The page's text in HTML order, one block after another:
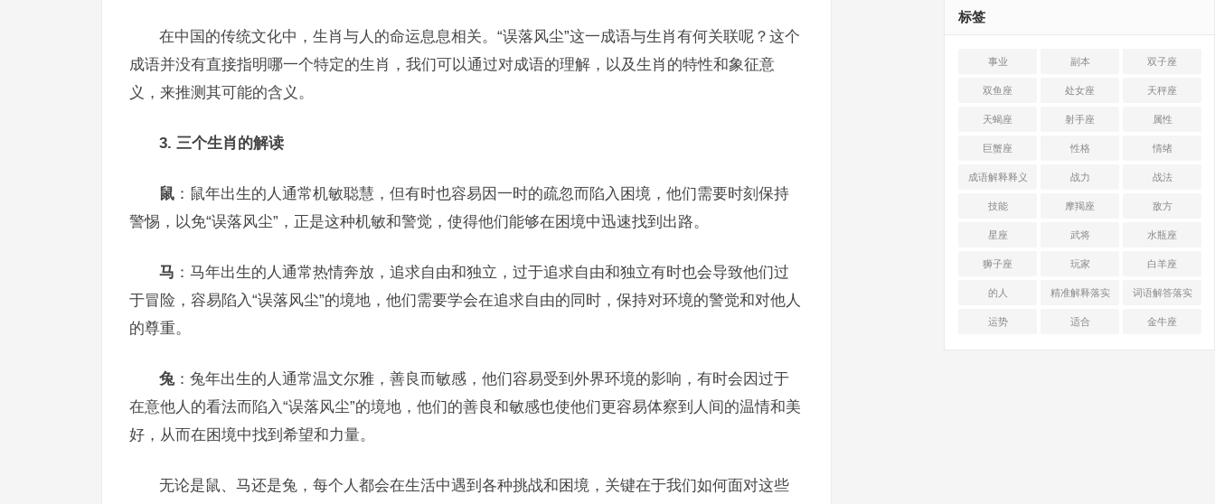
在中国的传统文化中，生肖与人的命运息息相关。“误落风尘”这一成语与生肖有何关联呢？这个
成语并没有直接指明哪一个特定的生肖，我们可以通过对成语的理解，以及生肖的特性和象征意
义，来推测其可能的含义。
3. 三个生肖的解读
鼠 ：鼠年出生的人通常机敏聪慧，但有时也容易因一时的疏忽而陷入困境，他们需要时刻保持
警惕，以免“误落风尘”，正是这种机敏和警觉，使得他们能够在困境中迅速找到出路。
马 ：马年出生的人通常热情奔放，追求自由和独立，过于追求自由和独立有时也会导致他们过
于冒险，容易陷入“误落风尘”的境地，他们需要学会在追求自由的同时，保持对环境的警觉和对他人
的尊重。
兔：兔年出生的人通常温文尔雅，善良而敏感，他们容易受到外界环境的影响，有时会因过于
在意他人的看法而陷入“误落风尘”的境地，他们的善良和敏感也使他们更容易体察到人间的温情和美
好，从而在困境中找到希望和力量。
无论是鼠、马还是兔，每个人都会在生活中遇到各种挑战和困境，关键在于我们如何面对这些
标签
事业 副本 双子座
双鱼座 处女座 天秤座
天蝎座 射手座 属性
巨蟹座 性格 情绪
成语解释释义 战力 战法
技能 摩羯座 敌方
星座 武将 水瓶座
狮子座 玩家 白羊座
的人 精准解释落实 词语解答落实
运势 适合 金牛座